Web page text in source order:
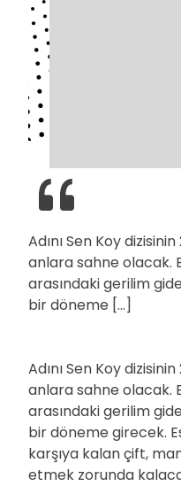
Adını Sen Koy
anlara sahne olacak.
arasındaki gerilim
bir döneme […]
Adını Sen Koy
anlara sahne olacak.
arasındaki gerilim
bir döneme girecek.
karşıya kalan çift,
etmek zorunda